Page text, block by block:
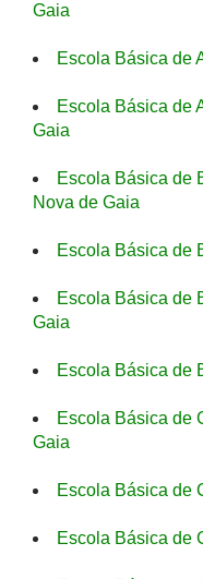
Gaia
Escola Básica de
Escola Básica de
Gaia
Escola Básica de
Nova de Gaia
Escola Básica de
Escola Básica de
Gaia
Escola Básica de
Escola Básica de
Gaia
Escola Básica de
Escola Básica de